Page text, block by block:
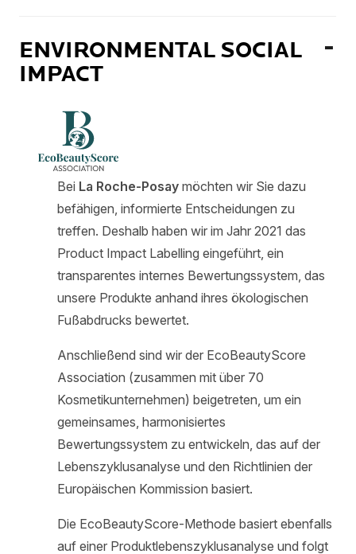
ENVIRONMENTAL SOCIAL
IMPACT